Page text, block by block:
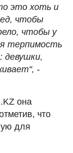
это хоть и
чтобы
чтобы у
терпимость
девушки,
-
она
что
для